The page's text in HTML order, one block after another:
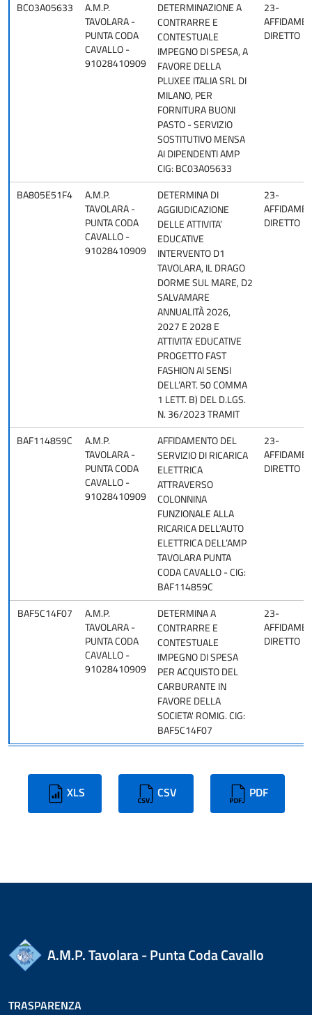
BC03A05633
A.M.P.
TAVOLARA -
PUNTA CODA
CAVALLO -
91028410909
DETERMINAZIONE A
CONTRARRE E
CONTESTUALE
IMPEGNO DI SPESA, A
FAVORE DELLA
PLUXEE ITALIA SRL DI
MILANO, PER
FORNITURA BUONI
PASTO - SERVIZIO
SOSTITUTIVO MENSA
AI DIPENDENTI AMP
CIG: BC03A05633
23-
DIRETTO
BA805E51F4
A.M.P.
TAVOLARA -
PUNTA CODA
CAVALLO -
91028410909
DETERMINA DI
AGGIUDICAZIONE
DELLE ATTIVITA’
EDUCATIVE
INTERVENTO D1
TAVOLARA, IL DRAGO
DORME SUL MARE, D2
SALVAMARE
ANNUALITÀ 2026,
2027 E 2028 E
ATTIVITA’ EDUCATIVE
PROGETTO FAST
FASHION AI SENSI
DELL’ART. 50 COMMA
1 LETT. B) DEL D.LGS.
N. 36/2023 TRAMIT
23-
DIRETTO
BAF114859C
A.M.P.
TAVOLARA -
PUNTA CODA
CAVALLO -
91028410909
AFFIDAMENTO DEL
SERVIZIO DI RICARICA
ELETTRICA
ATTRAVERSO
COLONNINA
FUNZIONALE ALLA
RICARICA DELL’AUTO
ELETTRICA DELL’AMP
TAVOLARA PUNTA
CODA CAVALLO - CIG:
BAF114859C
23-
DIRETTO
BAF5C14F07
A.M.P.
TAVOLARA -
PUNTA CODA
CAVALLO -
91028410909
DETERMINA A
CONTRARRE E
CONTESTUALE
IMPEGNO DI SPESA
PER ACQUISTO DEL
CARBURANTE IN
FAVORE DELLA
SOCIETA' ROMIG. CIG:
BAF5C14F07
23-
DIRETTO
XLS CSV PDF
A.M.P. Tavolara - Punta Coda Cavallo
TRASPARENZA